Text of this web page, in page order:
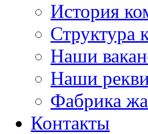
История
Структура
Наши
Наши
Фабрика
Контакты